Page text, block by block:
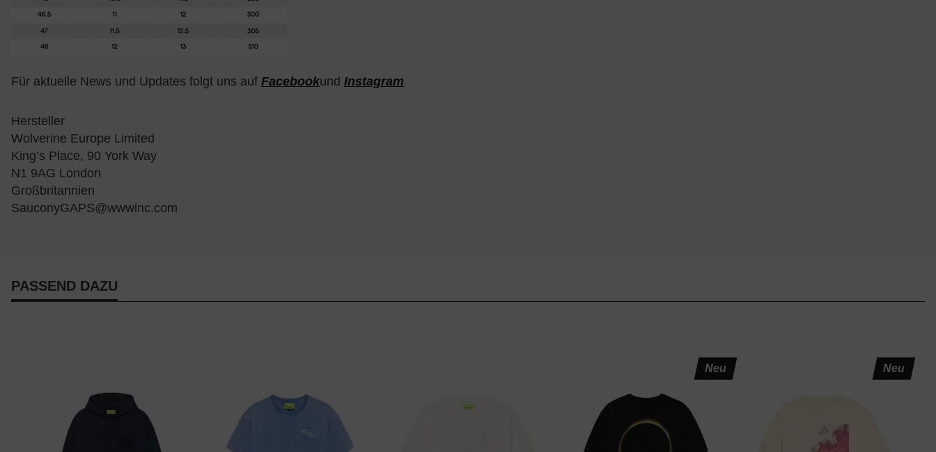
Für aktuelle News und Updates folgt uns auf Facebookund Instagram
Hersteller
Wolverine Europe Limited
King’s Place, 90 York Way
N1 9AG London
Großbritannien
SauconyGAPS@wwwinc.com
PASSEND DAZU
Neu Neu